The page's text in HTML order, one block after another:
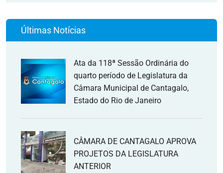
Últimas Notícias
Ata da 118ª Sessão Ordinária do
quarto período de Legislatura da
Câmara Municipal de Cantagalo,
Estado do Rio de Janeiro
CÂMARA DE CANTAGALO APROVA
PROJETOS DA LEGISLATURA
ANTERIOR